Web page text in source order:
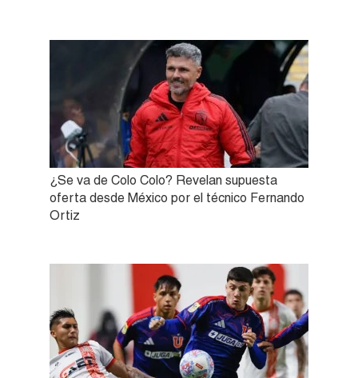
¿Se va de Colo Colo? Revelan supuesta
oferta desde México por el técnico Fernando
Ortiz